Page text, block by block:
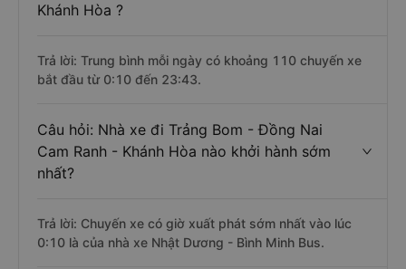
Khánh Hòa ?
Trả lời: Trung bình mỗi ngày có khoảng 110 chuyến xe
bắt đầu từ 0:10 đến 23:43.
Câu hỏi: Nhà xe đi Trảng Bom - Đồng Nai
Cam Ranh - Khánh Hòa nào khởi hành sớm
nhất?
Trả lời: Chuyến xe có giờ xuất phát sớm nhất vào lúc
0:10 là của nhà xe Nhật Dương - Bình Minh Bus.